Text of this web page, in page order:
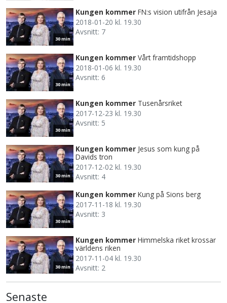
30 min
Kungen kommer FN:s vision utifrån Jesaja
2018-01-20 kl. 19.30
Avsnitt: 7
30 min
Kungen kommer Vårt framtidshopp
2018-01-06 kl. 19.30
Avsnitt: 6
30 min
Kungen kommer Tusenårsriket
2017-12-23 kl. 19.30
Avsnitt: 5
30 min
Kungen kommer Jesus som kung på
Davids tron
2017-12-02 kl. 19.30
Avsnitt: 4
30 min
Kungen kommer Kung på Sions berg
2017-11-18 kl. 19.30
Avsnitt: 3
30 min
Kungen kommer Himmelska riket krossar
världens riken
2017-11-04 kl. 19.30
Avsnitt: 2
Senaste